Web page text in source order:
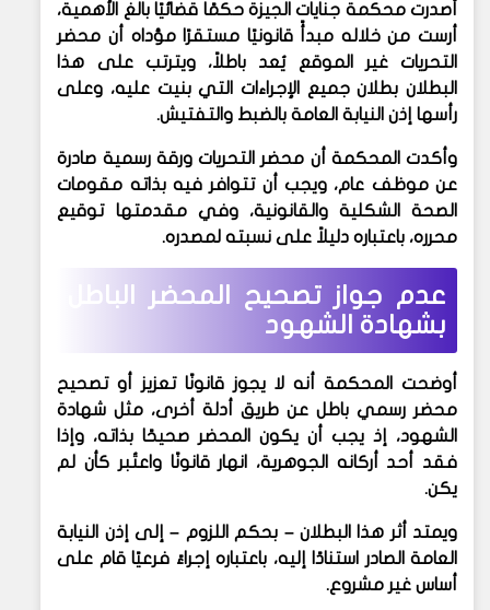
أصدرتمحكمة جنايات الجيزة حكمًا قضائيًا بالغ الأهمية،
أرست من خلاله مبدأً قانونيًا مستقرًا مؤداه أن محضر
التحريات غير الموقع يُعد باطلاً، ويترتب على هذا
البطلان بطلان جميع الإجراءات التي بنيت عليه، وعلى
رأسها إذن النيابة العامة بالضبط والتفتيش.
وأكدت المحكمة أن محضر التحريات ورقة رسمية صادرة
عن موظف عام، ويجب أن تتوافر فيه بذاته مقومات
الصحة الشكلية والقانونية، وفي مقدمتهاتوقيع
محرره، باعتباره دليلاً على نسبته لمصدره.
عدم جواز تصحيح المحضر الباطل
بشهادة الشهود
أوضحت المحكمة أنه لا يجوز قانونًا تعزيز أو تصحيح
محضر رسمي باطلعن طريق أدلة أخرى، مثل شهادة
الشهود، إذ يجب أن يكون المحضر صحيحًا بذاته، وإذا
فقد أحد أركانه الجوهرية،
انهار قانونًا واعتُبر كأن لم
يكن.
ويمتد أثر هذا البطلان – بحكم اللزوم – إلى
إذن النيابة
العامة الصادر استنادًا إليه، باعتباره إجراءً فرعيًا قام على
أساس غير مشروع.